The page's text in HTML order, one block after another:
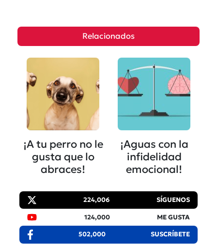
Relacionados
¡A tu perro no le
gusta que lo
abraces!
¡Aguas con la
infidelidad
emocional!
224,006 SÍGUENOS
124,000 ME GUSTA
502,000 SUSCRÍBETE